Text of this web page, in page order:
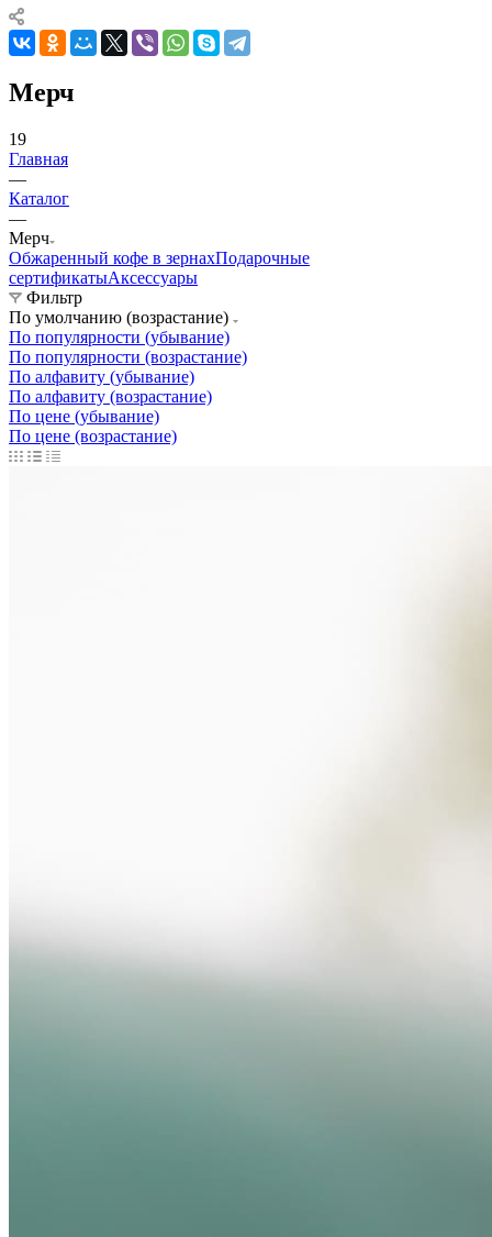
Мерч
19
Главная
—
Каталог
—
Мерч
Обжаренный кофе в зернахПодарочные
сертификатыАксессуары
Фильтр
По умолчанию (возрастание)
По популярности (убывание)
По популярности (возрастание)
По алфавиту (убывание)
По алфавиту (возрастание)
По цене (убывание)
По цене (возрастание)